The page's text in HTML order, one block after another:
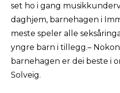
set ho i gang
daghjem, barnehagen i
meste speler alle
yngre barn i tillegg.–
barnehagen er dei beste i
Solveig.